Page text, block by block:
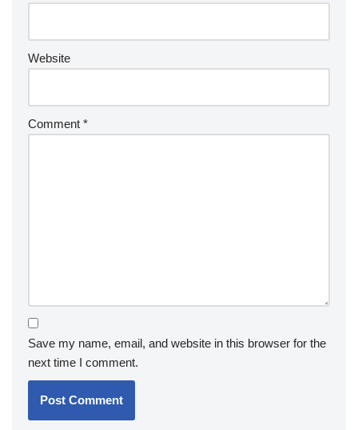
Website
Comment *
Save my name, email, and website in this browser for the
next time I comment.